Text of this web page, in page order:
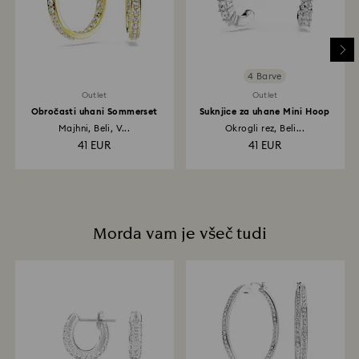
odvisen od smernic vaše finančne ustanove in od 3 do
7 delovnih dni lahko traja, da se znesek vračila vknjiži
nazaj na plačilno metodo, ki ste jo uporabili ob
denarja lahko traja od 3 do 4 tedne od datuma
Outlet
Obročasti uhani Sommerset
Majhni, Beli, V...
41 EUR
4 Barve
Outlet
Suknjice za uhane Mini Hoop
Okrogli rez, Beli...
41 EUR
Morda vam je všeč tudi